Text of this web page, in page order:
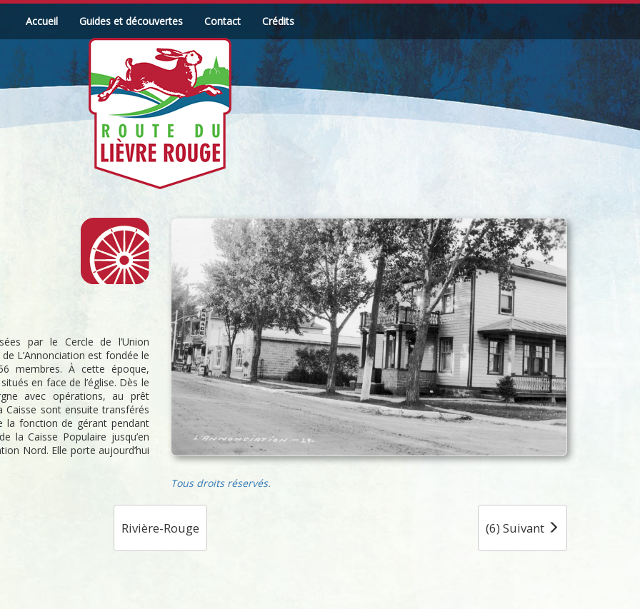
Accueil Guides et découvertes Contact Crédits
par le Cercle de l’Union
L’Annonciation est fondée le
membres. À cette époque,
en face de l’église. Dès le
avec opérations, au prêt
sont ensuite transférés
la fonction de gérant pendant
la Caisse Populaire jusqu’en
Nord. Elle porte aujourd’hui
Tous droits réservés.
Rivière-Rouge (6) Suivant